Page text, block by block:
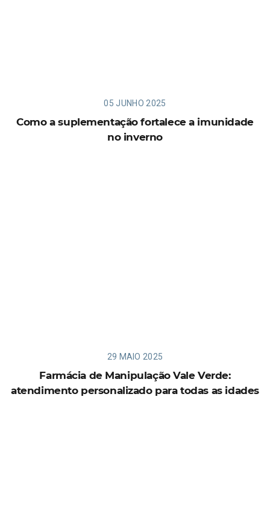
05 JUNHO 2025
Como a suplementação fortalece a imunidade
no inverno
29 MAIO 2025
Farmácia de Manipulação Vale Verde:
atendimento personalizado para todas as idades